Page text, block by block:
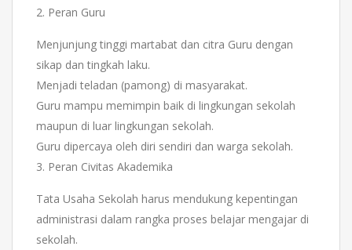
2. Peran Guru
Menjunjung tinggi martabat dan citra Guru dengan
sikap dan tingkah laku.
Menjadi teladan (pamong) di masyarakat.
Guru mampu memimpin baik di lingkungan sekolah
maupun di luar lingkungan sekolah.
Guru dipercaya oleh diri sendiri dan warga sekolah.
3. Peran Civitas Akademika
Tata Usaha Sekolah harus mendukung kepentingan
administrasi dalam rangka proses belajar mengajar di
sekolah.